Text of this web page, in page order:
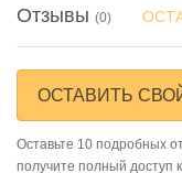
Отзывы (0)
ОСТАВИТЬ
Оставьте 10 подробных
получите полный доступ